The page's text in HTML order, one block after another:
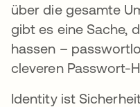
über die gesamte
gibt es eine Sache,
hassen –
cleveren Passwort-
Identity ist